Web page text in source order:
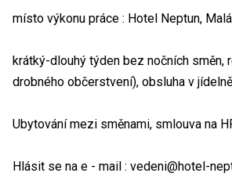
místo výkonu práce : Hotel Neptun,
krátký-dlouhý týden bez nočních
drobného občerstvení), obsluha v jídelně
Ubytování mezi směnami, smlouva na
Hlásit se na e - mail : vedeni@hotel-